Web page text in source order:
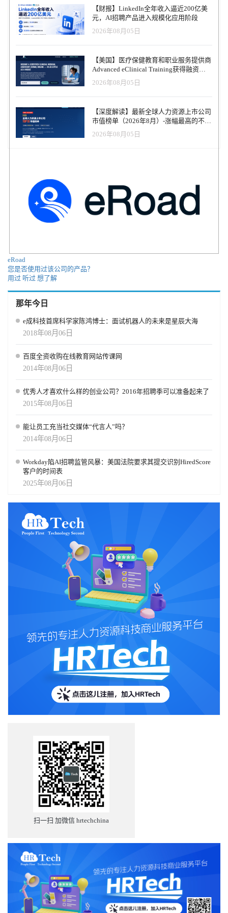
才团队创造更优成果，使其具备引领下一波人才创新浪潮的优势。"
“人力资源决策始终受限于数据质量。Findem的数据引擎凭借其独特
标注的多维度人才数据，解码了企业前所未见的重要人才信息，”全
人才战略。” 全球最大专家标注人才数据集 Findem于2020年推出的
数据标注引擎，依托数百万项专有属性，将成功信号从优秀招聘官
与雇主脑海中的隐性认知转化为可量化数据。该数据体系已扩展至
资产，成为唯一实现人工智能就绪的企业，”Findem首席执行官哈里·
科拉姆表示，“当人工智能真正理解人才时，这仅仅是可能性的开
端。” Findem将利用新融资扩大专家标注数据集规模，加速领域专属
先进的人才人工智能技术，革新人力资源决策模式。 “我们与Findem
的合作解决了招聘中最棘手的难题之一：让退伍军人人才脱颖而
出，”RecruitMilitary首席执行官、美国陆军退伍军人蒂姆·贝斯特表
示，“雇主常难以将军事经验转化为商业价值。通过将我们数十年的
性，以全新方式发掘多元化人才。双方携手确保雇主掌握必要数
据，识别并连接那些技能与价值可能被忽视的人才，”AnitaB.org总
裁兼首席执行官布伦达·达登·威尔克森表示。 展望未来 “我们衷心感
努力，我们将静态人才数据转化为动态战略引擎，不仅能精准匹配
岗位需求，更能预测并塑造未来工作形态。” 关于Findem Findem人
才数据云平台融合专家标注的3D数据与人工智能技术，助力企业制
定更智能的人才战略，并优化与顶尖候选人的对接流程。通过整合
多渠道招聘、客户关系管理与数据洞察，Findem消除效率瓶颈，使
RingCentral、Nutanix等客户大规模解决企业挑战，持续构建多元化
顶尖人才管道，提升投资回报率并实现卓越招聘。 关于 SLW SLW
创立于 2012 年，前身为 Silver Lake Waterman，隶属于全球科技投
资领军者 Silver Lake 的后期增长战略部门。2024年，SLW成为独立
机构，同时保持与银湖集团的协作关系。SLW通过在企业生命周期
及管理团队的持久合作伙伴，在成长的每个阶段提供灵活资本与战
略支持。
【财报】LinkedIn全年收入逼近200亿美
元，AI招聘产品进入规模化应用阶段
2026年08月05日
【美国】医疗保健教育和职业服务提供商
Advanced eClinical Training获得融资，
以加速医疗卫生人才队伍建设
2026年08月05日
【深度解读】最新全球人力资源上市公司
市值榜单（2026年8月）-涨幅最高的不是
AI软件，而是传统人力服务商
2026年08月05日
eRoad
您是否使用过该公司的产品？
用过 听过 想了解
那年今日
e成科技首席科学家陈鸿博士：面试机器人的未来是星辰大海
2018年08月06日
百度全资收购在线教育网站传课网
2014年08月06日
优秀人才喜欢什么样的创业公司？2016年招聘季可以准备起来了
2015年08月06日
能让员工充当社交媒体“代言人”吗？
2014年08月06日
Workday陷AI招聘监管风暴：美国法院要求其提交识别HiredScore
客户的时间表
2025年08月06日
扫一扫 加微信 hrtechchina